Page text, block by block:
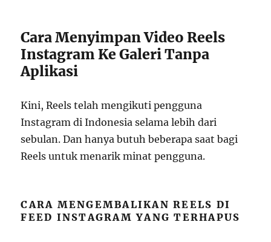
Cara Menyimpan Video Reels
Instagram Ke Galeri Tanpa
Aplikasi
Kini, Reels telah mengikuti pengguna
Instagram di Indonesia selama lebih dari
sebulan. Dan hanya butuh beberapa saat bagi
Reels untuk menarik minat pengguna.
CARA MENGEMBALIKAN REELS DI
FEED INSTAGRAM YANG TERHAPUS